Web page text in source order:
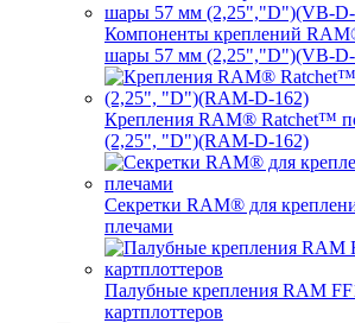
Компоненты креплений
шары 57 мм (2,25","D")(VB-D-
Крепления RAM® Ratchet™
(2,25", "D")(RAM-D-162)
Секретки RAM® для
плечами
Палубные крепления RAM
картплоттеров